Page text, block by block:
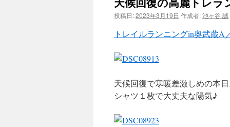
ツ
ス
プ
投稿日:2023年3月19日 作成者:池ヶ谷 誠
トレイルランニングin奥武蔵A
天候回復で寒暖差激しめの本日
シャツ１枚で大丈夫な陽気♪